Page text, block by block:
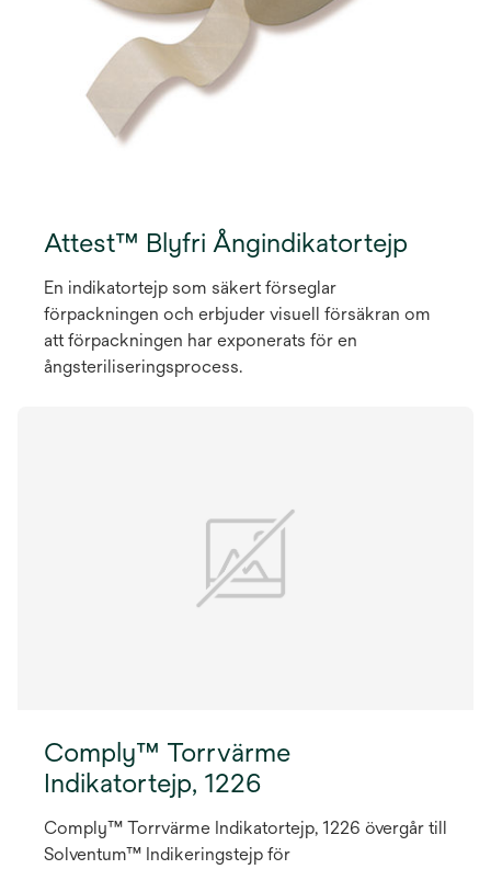
Attest™ Blyfri Ångindikatortejp
En indikatortejp som säkert förseglar
förpackningen och erbjuder visuell försäkran om
att förpackningen har exponerats för en
ångsteriliseringsprocess.
Comply™ Torrvärme
Indikatortejp, 1226
Comply™ Torrvärme Indikatortejp, 1226 övergår till
Solventum™ Indikeringstejp för